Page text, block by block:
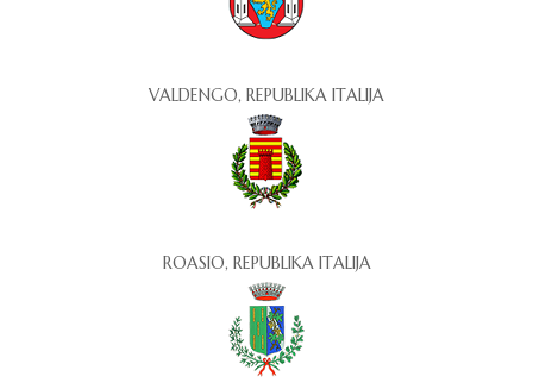
VALDENGO, REPUBLIKA ITALIJA
ROASIO, REPUBLIKA ITALIJA